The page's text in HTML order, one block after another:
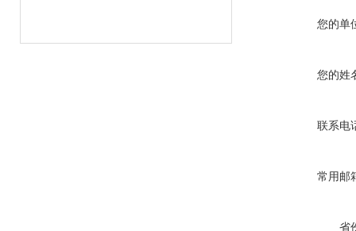
您的单
您的姓
联系电
常用邮
省